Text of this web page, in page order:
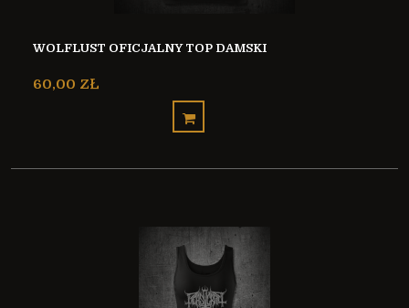
WOLFLUST OFICJALNY TOP DAMSKI
60,00 ZŁ